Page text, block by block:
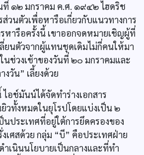
ที่ ๑๒ มกราคม ค.ศ. ๑๙๔๒ ไฮดริช
วนตัวเพื่อหารือเกี่ยวกับแนวทางการ
หารือครั้งนี้ เขาออกจดหมายเชิญผู้ที่
ลี่ยนตัวจากผู้แทนชุดเดิมไม่กี่คนให้มา
ช่วงเช้าของวันที่ ๒๐ มกราคมและ
วัน” เลี้ยงด้วย
อช์มันน์ได้จัดทำร่างเอกสาร
วทั้งหมดในยุโรปโดยแบ่งเป็น ๒
นประเทศที่อยู่ใต้การยึดครองของ
เศสด้วย กลุ่ม “บี” คือประเทศฝ่าย
เนินนโยบายเป็นกลางและที่ทำ